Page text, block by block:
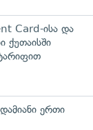
Card-ისა და
ერთი